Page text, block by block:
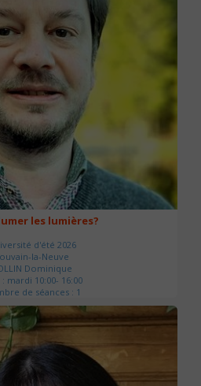
les lumières?
d'été 2026
la-Neuve
Dominique
: mardi 10:00- 16:00
de séances : 1
60 €